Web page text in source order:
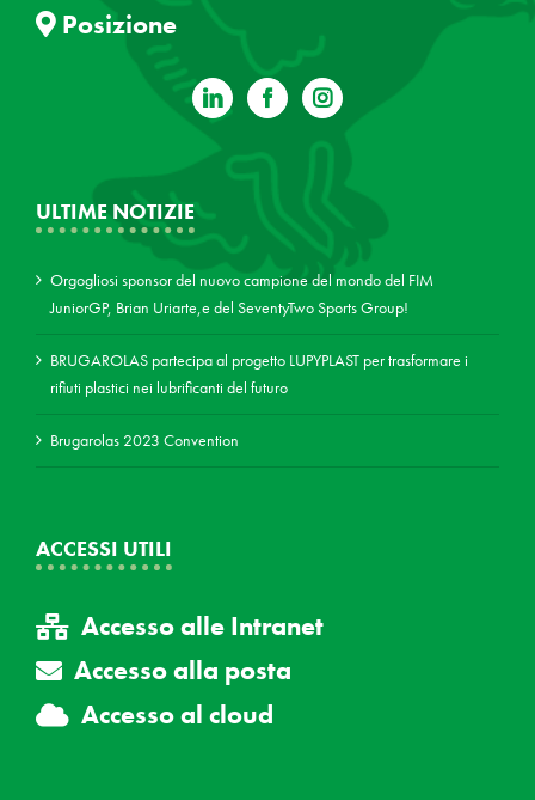
Posizione
ULTIME NOTIZIE
Orgogliosi sponsor del nuovo campione del mondo del FIM
JuniorGP, Brian Uriarte,e del SeventyTwo Sports Group!
BRUGAROLAS partecipa al progetto LUPYPLAST per trasformare i
rifiuti plastici nei lubrificanti del futuro
Brugarolas 2023 Convention
ACCESSI UTILI
Accesso alle Intranet
Accesso alla posta
Accesso al cloud